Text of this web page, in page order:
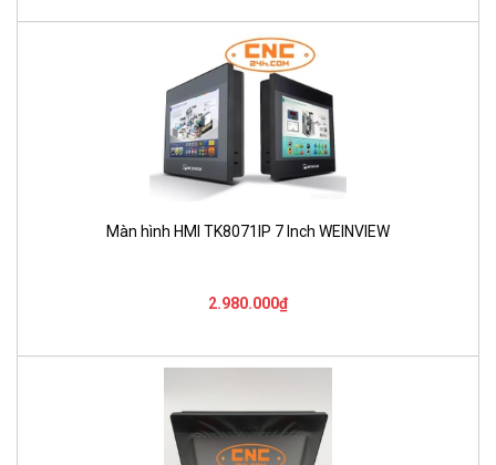
Màn hình HMI TK8071IP 7 Inch WEINVIEW
2.980.000₫